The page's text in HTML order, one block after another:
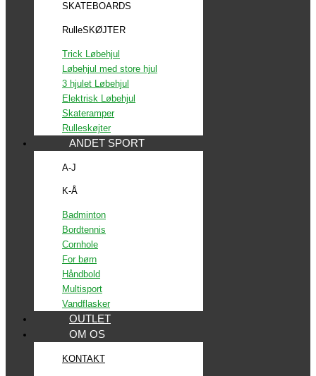
SKATEBOARDS
RulleSKØJTER
Trick Løbehjul
Løbehjul med store hjul
3 hjulet Løbehjul
Elektrisk Løbehjul
Skateramper
Rulleskøjter
ANDET SPORT
A-J
K-Å
Badminton
Bordtennis
Cornhole
For børn
Håndbold
Multisport
Vandflasker
OUTLET
OM OS
KONTAKT